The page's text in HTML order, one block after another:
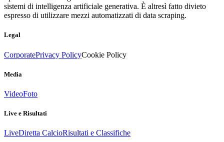
sistemi di intelligenza artificiale generativa. È altresì fatto divieto
espresso di utilizzare mezzi automatizzati di data scraping.
Legal
CorporatePrivacy PolicyCookie Policy
Media
VideoFoto
Live e Risultati
LiveDiretta CalcioRisultati e Classifiche